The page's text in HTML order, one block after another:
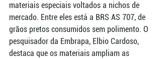
materiais especiais voltados a nichos de
mercado. Entre eles está a BRS AS 707, de
grãos pretos consumidos sem polimento. O
pesquisador da Embrapa, Elbio Cardoso,
destaca que os materiais ampliam as